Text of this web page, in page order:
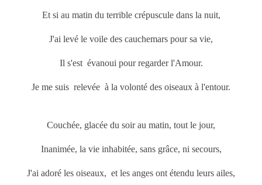
Et si au matin du terrible crépuscule dans la nuit,
J'ai levé le voile des cauchemars pour sa vie,
Il s'est évanoui pour regarder l'Amour.
Je me suis relevée à la volonté des oiseaux à l'entour.
Couchée, glacée du soir au matin, tout le jour,
Inanimée, la vie inhabitée, sans grâce, ni secours,
J'ai adoré les oiseaux, et les anges ont étendu leurs ailes,